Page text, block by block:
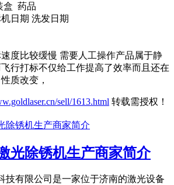
盒 药品
日期 洗发日期
度比较缓慢 需要人工操作产品属于静
行打标不仅给工作提高了效率而且还在
质改变，
sell/1613.html 转载需授权！
光除锈机生产商家简介
技有限公司是一家位于济南的激光设备